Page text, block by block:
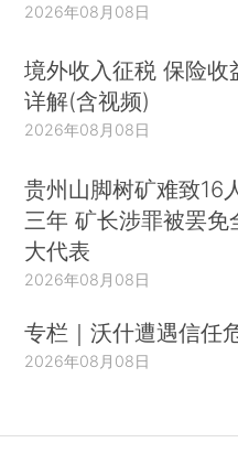
2026年08月08日
境外收入征税 保险收
详解(含视频)
2026年08月08日
贵州山脚树矿难致16
三年 矿长涉罪被罢免
大代表
2026年08月08日
专栏｜沃什遭遇信任
2026年08月08日